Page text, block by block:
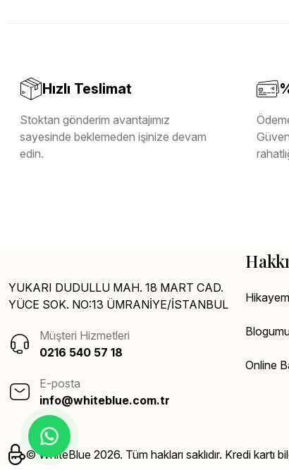
1.587,05 TL
Hızlı Teslimat
Stoktan gönderim avantajımız
sayesinde beklemeden işinize devam
edin.
YUKARI DUDULLU MAH. 18 MART CAD.
YÜCE SOK. NO:13 ÜMRANİYE/İSTANBUL
Müşteri Hizmetleri
0216 540 57 18
E-posta
info@whiteblue.com.tr
Online
© WhiteBlue 2026. Tüm hakları saklıdır. Kredi kartı